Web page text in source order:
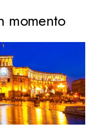
momento